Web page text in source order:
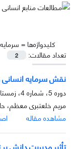
کلیدواژه‌ها =
تعداد مقالات:
2
نقش سرمایه‌
دوره 5، شماره 4، زمستان 1394، صفحه
مریم خلعتبری معظم،
مشاهده مقاله
تأثیر مدیریت دانش